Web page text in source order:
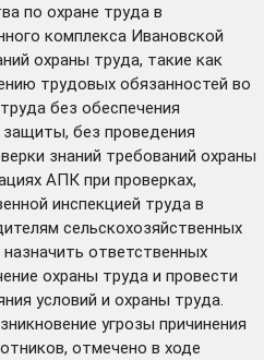
по охране труда в
комплекса Ивановской
охраны труда, такие как
трудовых обязанностей во
без обеспечения
без проведения
знаний требований охраны
АПК при проверках,
инспекцией труда в
сельскохозяйственных
ответственных
охраны труда и провести
условий и охраны труда.
угрозы причинения
отмечено в ходе